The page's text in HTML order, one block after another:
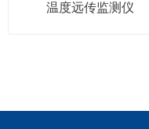
温度远传监测仪